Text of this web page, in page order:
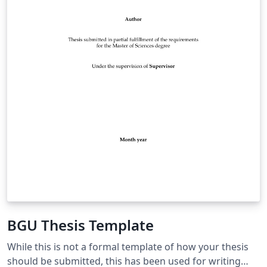
BGU Thesis Template
While this is not a formal template of how your thesis
should be submitted, this has been used for writing